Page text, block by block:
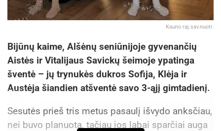
Kauno raj.sav.nuotr.
Bijūnų kaime, Alšėnų seniūnijoje gyvenančių
Aistės ir Vitalijaus Savickų šeimoje ypatinga
šventė – jų trynukės dukros Sofija, Klėja ir
Austėja šiandien atšventė savo 3-ąjį gimtadienį.
Sesutės prieš tris metus pasaulį išvydo anksčiau,
nei buvo planuota, tačiau jos labai sparčiai auga